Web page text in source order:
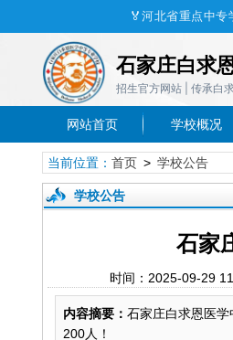
🏅 河北省重点中专
石家庄白求
招生官方网站 | 传承白
网站首页 学校概况
当前位置： 首页> 学校公告
学校公告
石家
时间：2025-09-29
内容摘要： 石家庄白求恩医
200人！